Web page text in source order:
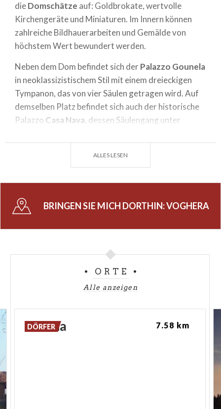
dieDomschätze auf: Goldbrokate, wertvolle
Kirchengeräte und Miniaturen. Im Innern können
zahlreiche Bildhauerarbeiten und Gemälde von
höchstem Wert bewundert werden.
Neben dem Dom befindet sich derPalazzo Gounela
in neoklassizistischem Stil mit einem dreieckigen
Tympanon, das von vier Säulen getragen wird. Auf
demselben Platz befindet sich auch der historische
Palazzo Casa Nava , dessen Säulengang unter
alten Arkaden von Voghera restauriert wurde.
Weitere kulturelle Sehenswürdigkeiten in der
Altstadt sind: dasCastello Visconteo(die Burg der
Geschichtsmuseum (Museo Storico) und das
ALLES LESEN
BRINGEN SIE MICH DORTHIN:VOGHERA
ORTE
Alle anzeigen
Porana
DÖRFER 7.58 km